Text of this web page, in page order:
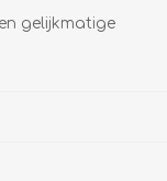
gelijkmatige